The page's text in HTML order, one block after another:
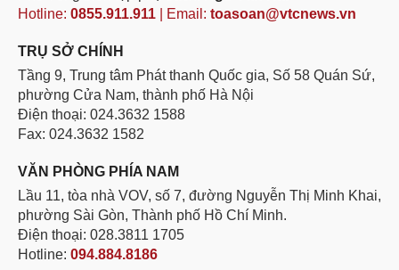
Hotline: 0855.911.911 | Email: toasoan@vtcnews.vn
TRỤ SỞ CHÍNH
Tầng 9, Trung tâm Phát thanh Quốc gia, Số 58 Quán Sứ,
phường Cửa Nam, thành phố Hà Nội
Điện thoại: 024.3632 1588
Fax: 024.3632 1582
VĂN PHÒNG PHÍA NAM
Lầu 11, tòa nhà VOV, số 7, đường Nguyễn Thị Minh Khai,
phường Sài Gòn, Thành phố Hồ Chí Minh.
Điện thoại: 028.3811 1705
Hotline: 094.884.8186